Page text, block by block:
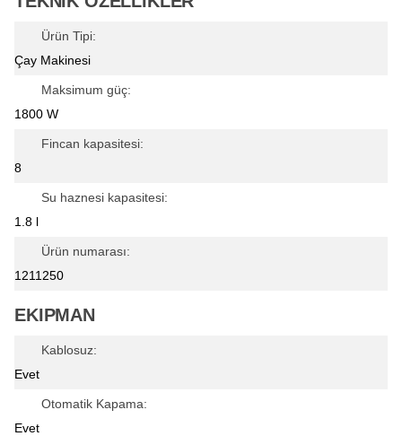
Ürün Tipi:
Çay Makinesi
Maksimum güç:
1800 W
Fincan kapasitesi:
8
Su haznesi kapasitesi:
1.8 l
Ürün numarası:
1211250
EKIPMAN
Kablosuz:
Evet
Otomatik Kapama:
Evet